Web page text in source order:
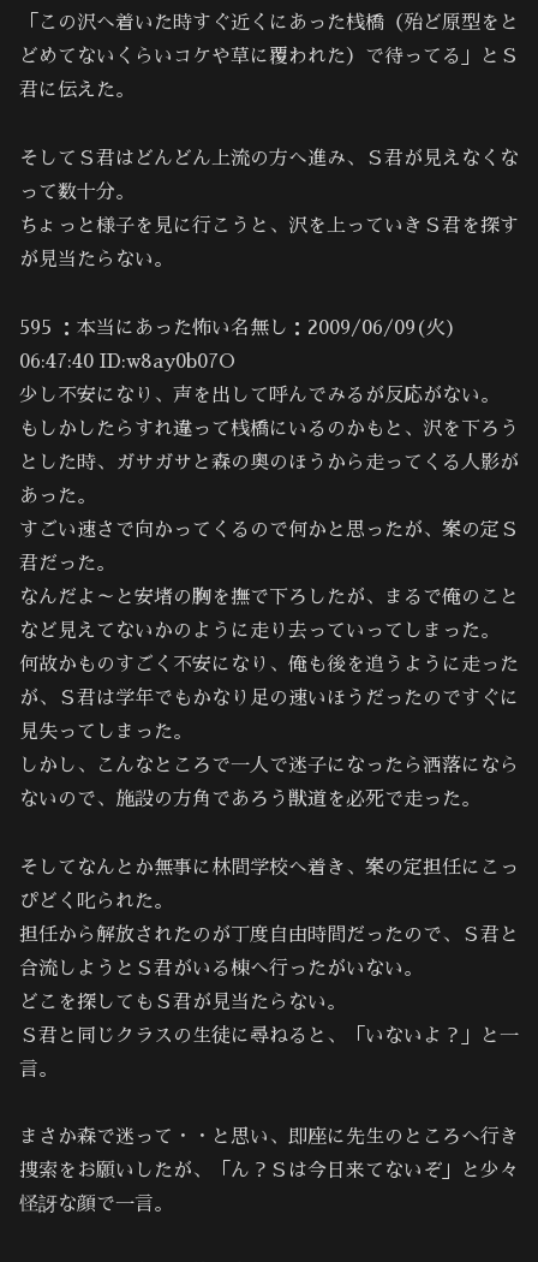
「この沢へ着いた時すぐ近くにあった桟橋（殆ど原型をと
どめてないくらいコケや草に覆われた）で待ってる」とＳ
君に伝えた。
そしてＳ君はどんどん上流の方へ進み、Ｓ君が見えなくな
って数十分。
ちょっと様子を見に行こうと、沢を上っていきＳ君を探す
が見当たらない。
595 ：本当にあった怖い名無し：2009/06/09(火)
06:47:40 ID:w8ay0b07O
少し不安になり、声を出して呼んでみるが反応がない。
もしかしたらすれ違って桟橋にいるのかもと、沢を下ろう
とした時、ガサガサと森の奥のほうから走ってくる人影が
あった。
すごい速さで向かってくるので何かと思ったが、案の定Ｓ
君だった。
なんだよ～と安堵の胸を撫で下ろしたが、まるで俺のこと
など見えてないかのように走り去っていってしまった。
何故かものすごく不安になり、俺も後を追うように走った
が、Ｓ君は学年でもかなり足の速いほうだったのですぐに
見失ってしまった。
しかし、こんなところで一人で迷子になったら洒落になら
ないので、施設の方角であろう獣道を必死で走った。
そしてなんとか無事に林間学校へ着き、案の定担任にこっ
ぴどく叱られた。
担任から解放されたのが丁度自由時間だったので、Ｓ君と
合流しようとＳ君がいる棟へ行ったがいない。
どこを探してもＳ君が見当たらない。
Ｓ君と同じクラスの生徒に尋ねると、「いないよ？」と一
言。
まさか森で迷って・・と思い、即座に先生のところへ行き
捜索をお願いしたが、「ん？Ｓは今日来てないぞ」と少々
怪訝な顔で一言。